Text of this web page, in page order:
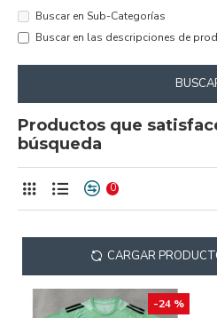
Buscar en Sub-Categorías
Buscar en las descripciones de
Productos que
búsqueda
0
CARGAR
-24 %